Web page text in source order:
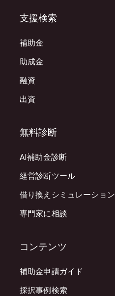
支援検索
補助金
助成金
融資
出資
無料診断
AI補助金診断
経営診断ツール
借り換えシミュレーション
専門家に相談
コンテンツ
補助金申請ガイド
採択事例検索